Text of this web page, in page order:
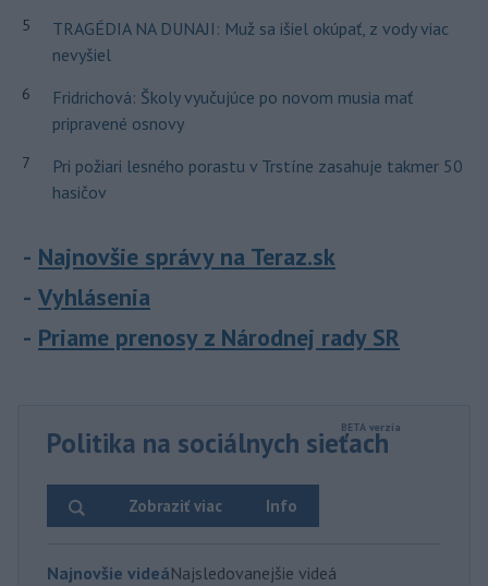
5
TRAGÉDIA NA DUNAJI: Muž sa išiel okúpať, z vody viac
nevyšiel
6
Fridrichová: Školy vyučujúce po novom musia mať
pripravené osnovy
7
Pri požiari lesného porastu v Trstíne zasahuje takmer 50
hasičov
Najnovšie správy na Teraz.sk
Vyhlásenia
Priame prenosy z Národnej rady SR
Politika na sociálnych sieťach
Info
Zobraziť viac
Najnovšie videáNajsledovanejšie videá